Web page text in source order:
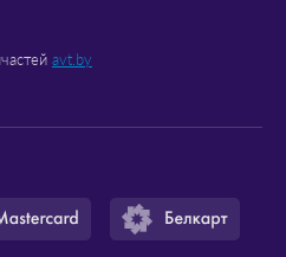
avt.by